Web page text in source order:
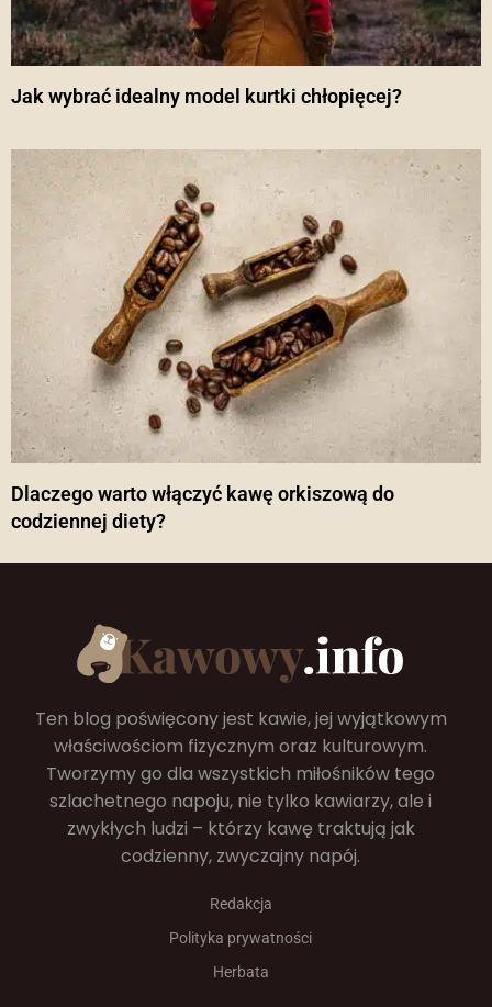
Jak wybrać idealny model kurtki chłopięcej?
Dlaczego warto włączyć kawę orkiszową do
codziennej diety?
Ten blog poświęcony jest kawie, jej wyjątkowym
właściwościom fizycznym oraz kulturowym.
Tworzymy go dla wszystkich miłośników tego
szlachetnego napoju, nie tylko kawiarzy, ale i
zwykłych ludzi – którzy kawę traktują jak
codzienny, zwyczajny napój.
Redakcja
Polityka prywatności
Herbata